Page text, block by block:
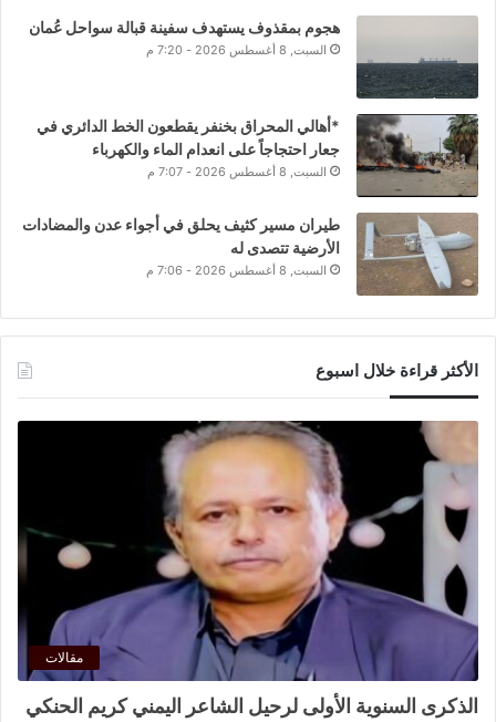
هجوم بمقذوف يستهدف سفينة قبالة سواحل عُمان
السبت, 8 أغسطس 2026 - 7:20 م
*أهالي المحراق بخنفر يقطعون الخط الدائري في
جعار احتجاجاً على انعدام الماء والكهرباء
السبت, 8 أغسطس 2026 - 7:07 م
طيران مسير كثيف يحلق في أجواء عدن والمضادات
الأرضية تتصدى له
السبت, 8 أغسطس 2026 - 7:06 م
الأكثر قراءة خلال اسبوع
مقالات
الذكرى السنوية الأولى لرحيل الشاعر اليمني كريم الحنكي